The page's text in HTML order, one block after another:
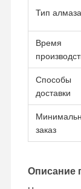
Тип алмаза
Время
Способы
доставки
заказ
Описание